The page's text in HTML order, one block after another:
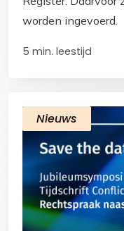
worden ingevoerd.
5 min. leestijd
Nieuws